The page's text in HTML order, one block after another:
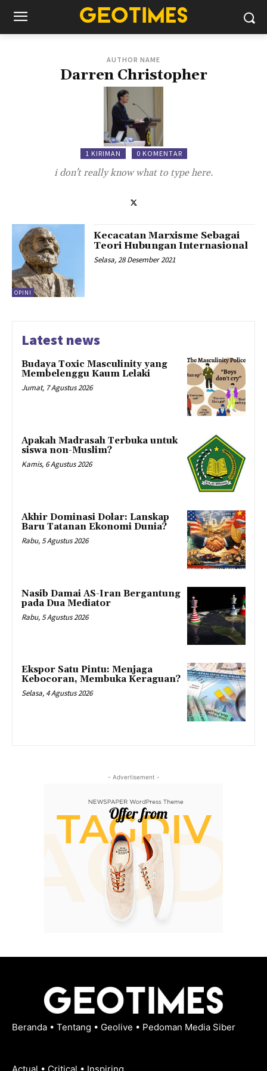
AUTHOR NAME
Darren Christopher
1 KIRIMAN 0 KOMENTAR
i don't really know what to type here.
OPINI
Kecacatan Marxisme Sebagai
Teori Hubungan Internasional
Selasa, 28 Desember 2021
Latest news
Budaya Toxic Masculinity yang
Membelenggu Kaum Lelaki
Jumat, 7 Agustus 2026
Apakah Madrasah Terbuka untuk
siswa non-Muslim?
Kamis, 6 Agustus 2026
Akhir Dominasi Dolar: Lanskap
Baru Tatanan Ekonomi Dunia?
Rabu, 5 Agustus 2026
Nasib Damai AS-Iran Bergantung
pada Dua Mediator
Rabu, 5 Agustus 2026
Ekspor Satu Pintu: Menjaga
Kebocoran, Membuka Keraguan?
Selasa, 4 Agustus 2026
- Advertisement -
Beranda • Tentang • Geolive • Pedoman Media Siber